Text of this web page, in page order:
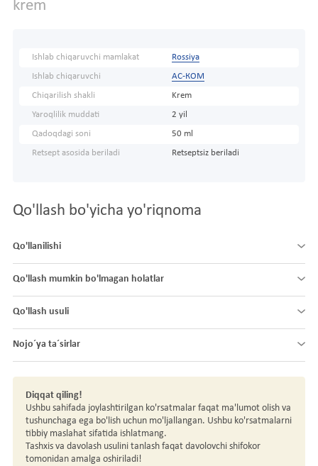
krem
Ishlab chiqaruvchi mamlakat Rossiya
Ishlab chiqaruvchi АС-КОМ
Chiqarilish shakli Krem
Yaroqlilik muddati 2 yil
Qadoqdagi soni 50 ml
Retsept asosida beriladi Retseptsiz beriladi
Qo'llash bo'yicha yo'riqnoma
Qo'llanilishi
Qo'llash mumkin bo'lmagan holatlar
Qo'llash usuli
Nojo´ya ta´sirlar
Diqqat qiling!
Ushbu sahifada joylashtirilgan ko'rsatmalar faqat ma'lumot olish va
tushunchaga ega bo'lish uchun mo'ljallangan. Ushbu ko'rsatmalarni
tibbiy maslahat sifatida ishlatmang.
Tashxis va davolash usulini tanlash faqat davolovchi shifokor
tomonidan amalga oshiriladi!